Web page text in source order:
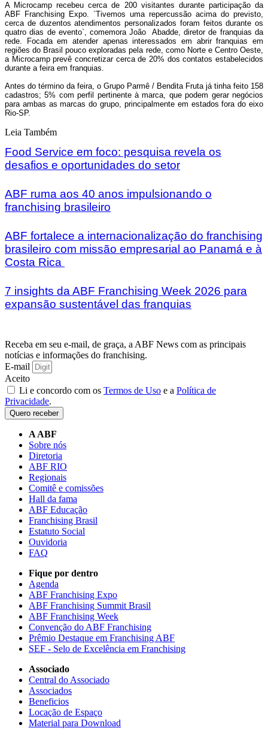
A Microcamp recebeu cerca de 200 visitantes durante participação da
ABF Franchising Expo. `Tivemos uma repercussão acima do previsto,
cerca de duzentos atendimentos personalizados foram feitos durante os
quatro dias de evento`, comemora João Abadde, diretor de franquias da
rede. Focada em atender apenas interessados em abrir franquias em
regiões do Brasil pouco exploradas pela rede, como Norte e Centro Oeste,
a Microcamp prevê concretizar cerca de 20% dos contatos estabelecidos
durante a feira em franquias.
Antes do término da feira, o Grupo Parmê / Bendita Fruta já tinha feito 158
cadastros; 5% com perfil pertinente à marca, que podem gerar negócios
para ambas as marcas do grupo, principalmente em estados fora do eixo
Rio-SP.
Leia Também
Food Service em foco: pesquisa revela os
desafios e oportunidades do setor
ABF ruma aos 40 anos impulsionando o
franchising brasileiro
ABF fortalece a internacionalização do franchising
brasileiro com missão empresarial ao Panamá e à
Costa Rica
7 insights da ABF Franchising Week 2026 para
expansão sustentável das franquias
Receba em seu e-mail, de graça, a ABF News com as principais
notícias e informações do franchising.
E-mail
Aceito
Li e concordo com os Termos de Uso e a Política de
Privacidade.
Quero receber
A ABF
Sobre nós
Diretoria
ABF RIO
Regionais
Comitê e comissões
Hall da fama
ABF Educação
Franchising Brasil
Estatuto Social
Ouvidoria
FAQ
Fique por dentro
Agenda
ABF Franchising Expo
ABF Franchising Summit Brasil
ABF Franchising Week
Convenção do ABF Franchising
Prêmio Destaque em Franchising ABF
SEF - Selo de Excelência em Franchising
Associado
Central do Associado
Associados
Beneficios
Locação de Espaço
Material para Download